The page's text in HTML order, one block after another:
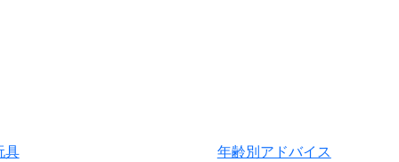
具
年齢別アドバイス